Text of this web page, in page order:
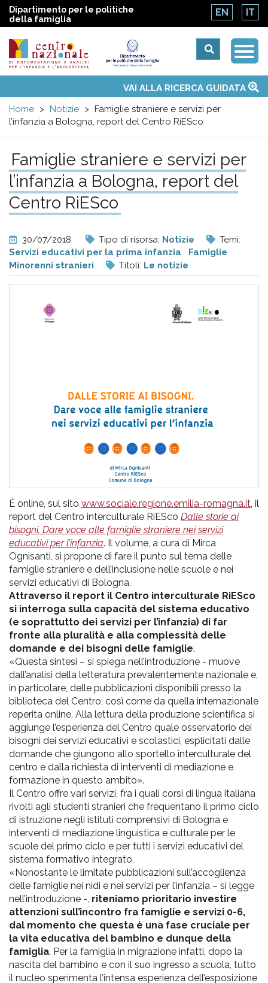
Dipartimento per le politiche
della famiglia
EN IT
Centro
nazionale
di
Documentazione
e
analisi
pr
l'infanzia
menu
Temi
Attività
Convenzione ONUVAI ALLA RICERCA GUIDATA
Home
Notizie
Famiglie straniere e servizi per
l’infanzia a Bologna, report del Centro RiESco
Famiglie straniere e servizi per
l’infanzia a Bologna, report del
Centro RiESco
30/07/2018 Tipo di risorsa: Notizie
Temi:
Servizi educativi per la prima infanzia
Famiglie
Minorenni stranieri
Titoli: Le notizie
È online, sul sito www.sociale.regione.emilia-romagna.it, il
report del Centro interculturale RiESco Dalle storie ai
bisogni. Dare voce alle famiglie straniere nei servizi
educativi per l’infanzia. Il volume, a cura di Mirca
Ognisanti, si propone di fare il punto sul tema delle
famiglie straniere e dell’inclusione nelle scuole e nei
servizi educativi di Bologna.
Attraverso il report il Centro interculturale RiESco
si interroga sulla capacità del sistema educativo
(e soprattutto dei servizi per l’infanzia) di far
fronte alla pluralità e alla complessità delle
domande e dei bisogni delle famiglie.
«Questa sintesi – si spiega nell’introduzione - muove
dall’analisi della letteratura prevalentemente nazionale e,
in particolare, delle pubblicazioni disponibili presso la
biblioteca del Centro, così come da quella internazionale
reperita online. Alla lettura della produzione scientifica si
aggiunge l’esperienza del Centro quale osservatorio dei
bisogni dei servizi educativi e scolastici, esplicitati dalle
domande che giungono allo sportello interculturale del
centro e dalla richiesta di interventi di mediazione e
formazione in questo ambito».
Il Centro offre vari servizi, fra i quali corsi di lingua italiana
rivolti agli studenti stranieri che frequentano il primo ciclo
di istruzione negli istituti comprensivi di Bologna e
interventi di mediazione linguistica e culturale per le
scuole del primo ciclo e per tutti i servizi educativi del
sistema formativo integrato.
«Nonostante le limitate pubblicazioni sull’accoglienza
delle famiglie nei nidi e nei servizi per l’infanzia – si legge
nell’introduzione -, riteniamo prioritario investire
attenzioni sull’incontro fra famiglie e servizi 0-6,
dal momento che questa è una fase cruciale per
la vita educativa del bambino e dunque della
famiglia. Per la famiglia in migrazione infatti, dopo la
nascita del bambino e con il suo ingresso a scuola, tutto
il nucleo sperimenta l’intensa esperienza dell’esposizione